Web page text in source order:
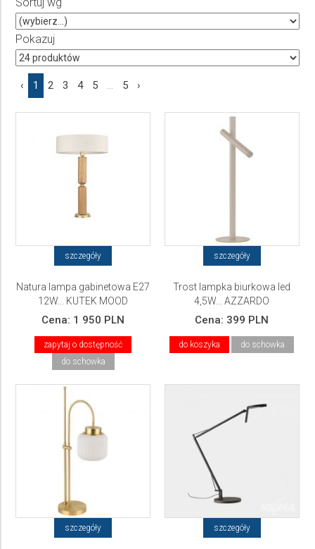
Producent
Wybierz producenta
Cena
Pokazuj
‹ 1 2 3 4 5 ... 5 ›
szczegóły
Natura lampa gabinetowa E27
12W... KUTEK MOOD
Cena: 1 950 PLN
zapytaj o dostępność
do schowka
szczegóły
Trost lampka biurkowa led
4,5W... AZZARDO
Cena: 399 PLN
do koszyka do schowka
szczegóły szczegóły